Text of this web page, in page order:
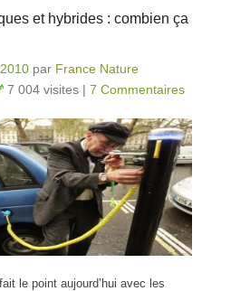
et hybrides : combien ça
par France Nature
7 004 visites | 7 Commentaires
le point aujourd’hui avec les